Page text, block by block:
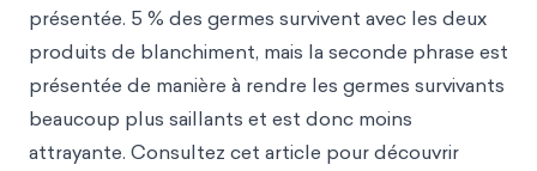
présentée. 5 % des germes survivent avec les deux
produits de blanchiment, mais la seconde phrase est
présentée de manière à rendre les germes survivants
beaucoup plus saillants et est donc moins
attrayante. Consultez cet article pour découvrir